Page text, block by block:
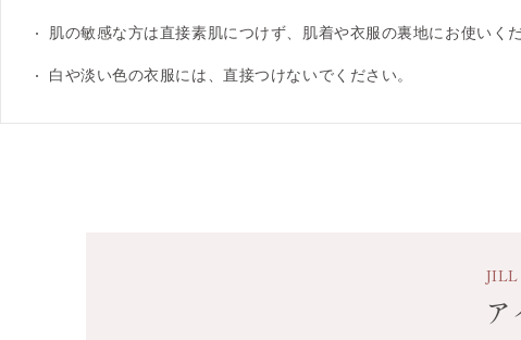
肌の敏感な方は直接素肌につけず、肌着や衣服の裏地にお使いくだ
白や淡い色の衣服には、直接つけないでください。